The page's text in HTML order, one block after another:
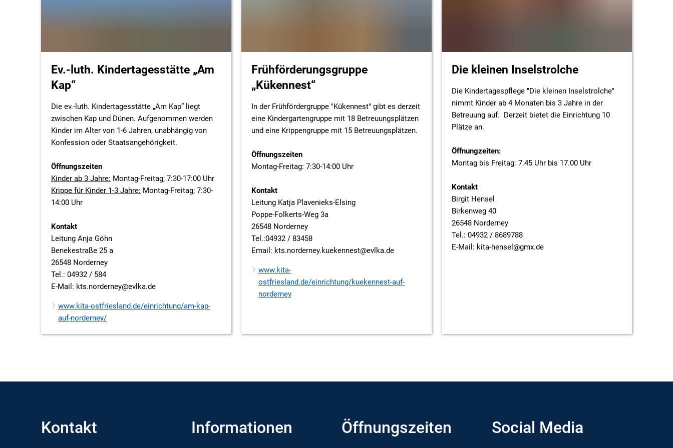
Ev.-luth. Kindertagesstätte „Am
Kap“
Die ev.-luth. Kindertagesstätte „Am Kap“ liegt
zwischen Kap und Dünen. Aufgenommen werden
Kinder im Alter von 1-6 Jahren, unabhängig von
Konfession oder Staatsangehörigkeit.
Öffnungszeiten
Kinder ab 3 Jahre: Montag-Freitag; 7:30-17:00 Uhr
Krippe für Kinder 1-3 Jahre: Montag-Freitag; 7:30-
14:00 Uhr
Kontakt
Leitung Anja Göhn
Benekestraße 25 a
26548 Norderney
Tel.: 04932 / 584
E-Mail: kts.norderney@evlka.de
www.kita-ostfriesland.de/einrichtung/am-kap-
auf-norderney/
Frühförderungsgruppe
„Kükennest“
In der Frühfördergruppe "Kükennest" gibt es derzeit
eine Kindergartengruppe mit 18 Betreuungsplätzen
und eine Krippengruppe mit 15 Betreuungsplätzen.
Öffnungszeiten
Montag-Freitag: 7:30-14:00 Uhr
Kontakt
Leitung Katja Plavenieks-Elsing
Poppe-Folkerts-Weg 3a
26548 Norderney
Tel.:04932 / 83458
Email: kts.norderney.kuekennest@evlka.de
www.kita-
ostfriesland.de/einrichtung/kuekennest-auf-
norderney
Die kleinen Inselstrolche
Die Kindertagespflege "Die kleinen Inselstrolche"
nimmt Kinder ab 4 Monaten bis 3 Jahre in der
Betreuung auf. Derzeit bietet die Einrichtung 10
Plätze an.
Öffnungzeiten:
Montag bis Freitag: 7.45 Uhr bis 17.00 Uhr
Kontakt
Birgit Hensel
Birkenweg 40
26548 Norderney
Tel.: 04932 / 8689788
E-Mail: kita-hensel@gmx.de
Kontakt Informationen Öffnungszeiten Social Media